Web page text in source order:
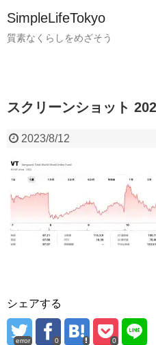
SimpleLifeTokyo
質素なくらしをめざそう
スクリーンショット
2023/8/12
シェアする
error 0 0